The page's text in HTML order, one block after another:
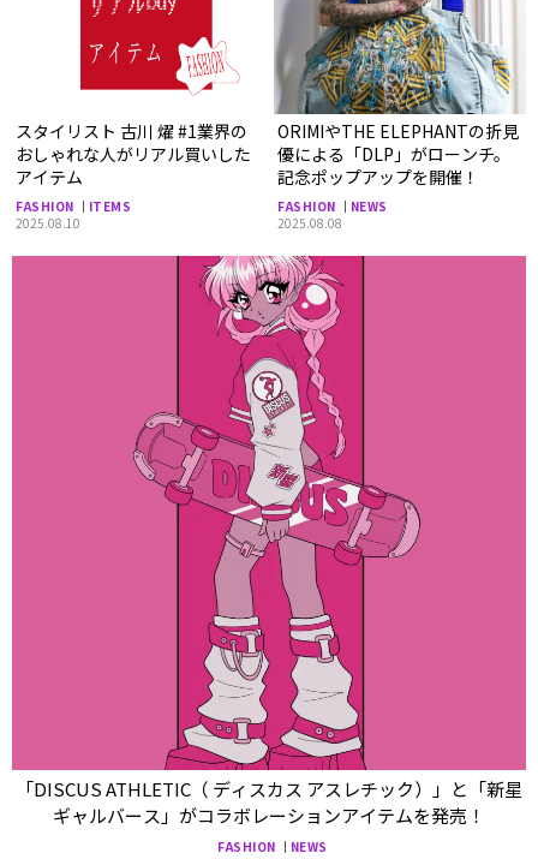
スタイリスト 古川 燿 #1業界の
おしゃれな人がリアル買いした
アイテム
FASHION
ITEMS
2025.08.10
ORIMIやTHE ELEPHANTの折見
優による「DLP」がローンチ。
記念ポップアップを開催！
FASHION
NEWS
2025.08.08
「DISCUS ATHLETIC（ ディスカス アスレチック）」と「新星
ギャルバース」がコラボレーションアイテムを発売！
FASHION
NEWS